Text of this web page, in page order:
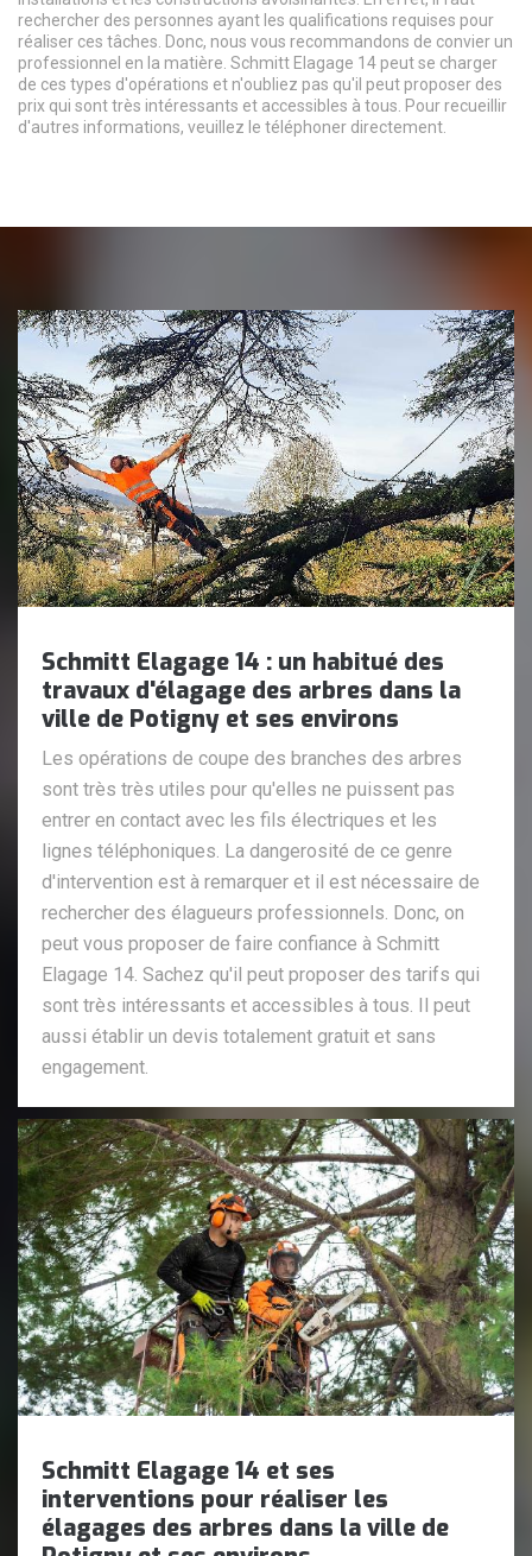
rechercher des personnes ayant les qualifications requises pour
réaliser ces tâches. Donc, nous vous recommandons de convier un
professionnel en la matière. Schmitt Elagage 14 peut se charger
de ces types d'opérations et n'oubliez pas qu'il peut proposer des
prix qui sont très intéressants et accessibles à tous. Pour recueillir
d'autres informations, veuillez le téléphoner directement.
Schmitt Elagage 14 : un habitué des
travaux d'élagage des arbres dans la
ville de Potigny et ses environs
Les opérations de coupe des branches des arbres
sont très très utiles pour qu'elles ne puissent pas
entrer en contact avec les fils électriques et les
lignes téléphoniques. La dangerosité de ce genre
d'intervention est à remarquer et il est nécessaire de
rechercher des élagueurs professionnels. Donc, on
peut vous proposer de faire confiance à Schmitt
Elagage 14. Sachez qu'il peut proposer des tarifs qui
sont très intéressants et accessibles à tous. Il peut
aussi établir un devis totalement gratuit et sans
engagement.
Schmitt Elagage 14 et ses
interventions pour réaliser les
élagages des arbres dans la ville de